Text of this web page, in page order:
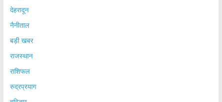
देहरादून
नैनीताल
बड़ी खबर
राजस्थान
राशिफल
रुद्रप्रयाग